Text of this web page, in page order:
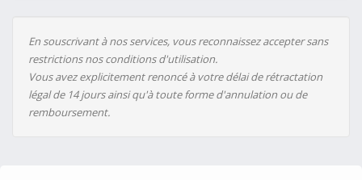
En souscrivant à nos services, vous reconnaissez accepter sans
restrictions nos conditions d'utilisation.
Vous avez explicitement renoncé à votre délai de rétractation
légal de 14 jours ainsi qu'à toute forme d'annulation ou de
remboursement.